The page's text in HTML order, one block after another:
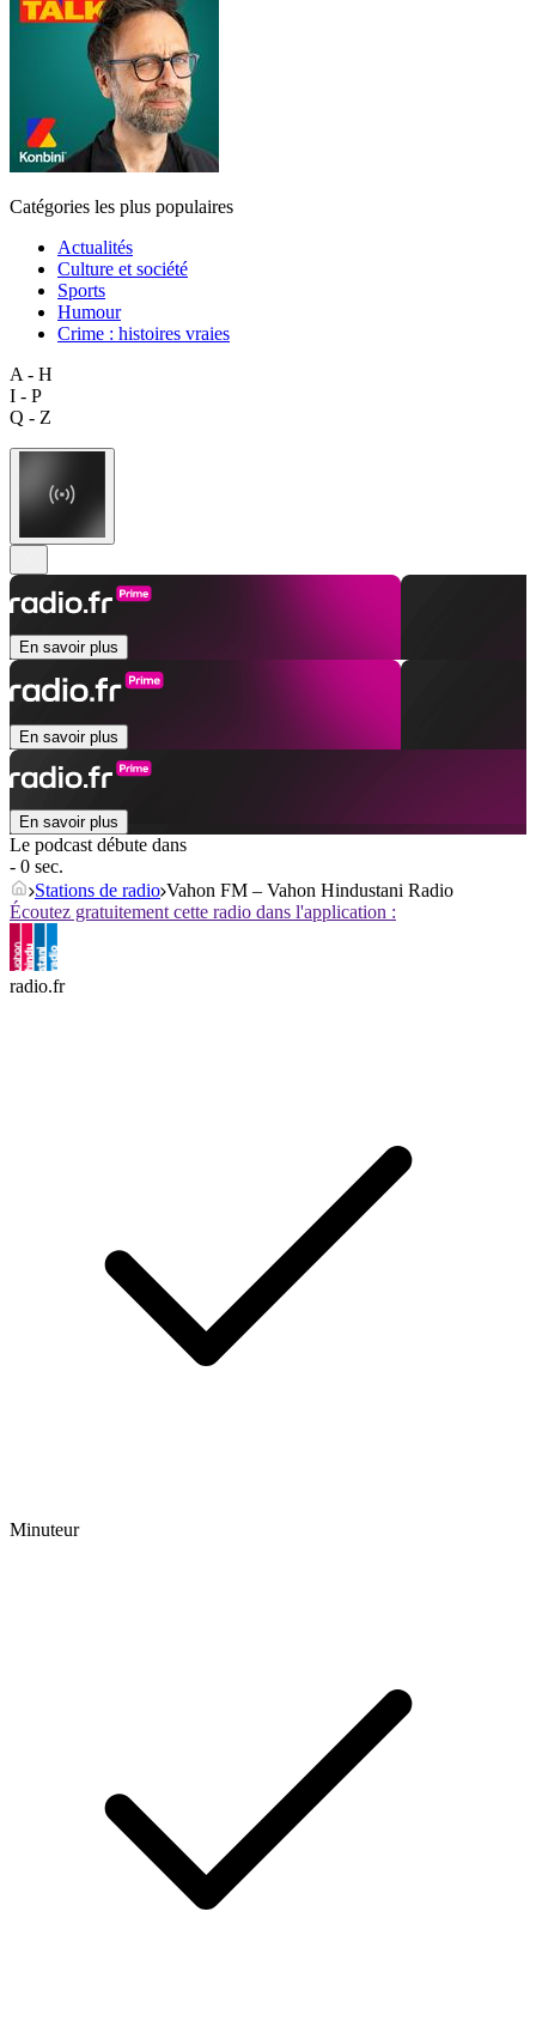
Catégories les plus populaires
Actualités
Culture et société
Sports
Humour
Crime : histoires vraies
A - H
I - P
Q - Z
En savoir plus
En savoir plus
En savoir plus
Le podcast débute dans
- 0 sec.
Stations de radio Vahon FM – Vahon Hindustani Radio
Écoutez gratuitement cette radio dans l'application :
radio.fr
Minuteur